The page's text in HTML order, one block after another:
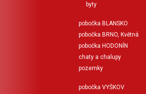
byty
pobočka BLANSKO
pobočka BRNO, Květná
pobočka HODONÍN
chaty a chalupy
pozemky
pobočka VYŠKOV